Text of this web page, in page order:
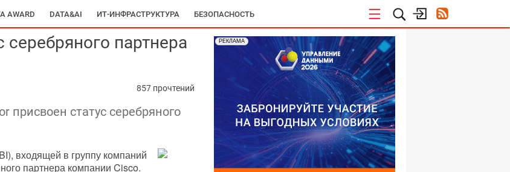
AWARD DATA&AI ИТ-ИНФРАСТРУКТУРА БЕЗОПАСНОСТЬ
серебряного партнера
857 прочтений
присвоен статус серебряного
входящей в группу компаний
партнера компании Cisco.
РЕКЛАМА